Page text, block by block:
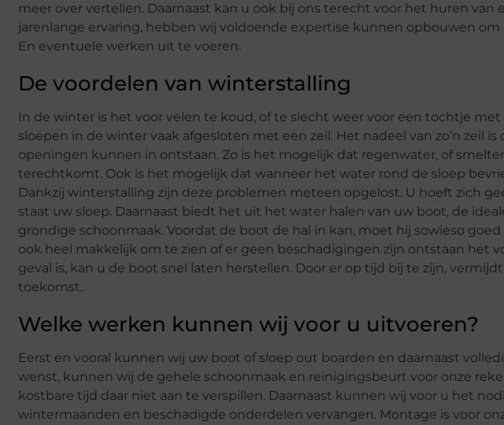
meer over vertellen. Daarnaast kan u ook bij ons terecht voor het huren van
jarenlange ervaring, hebben wij voldoende expertise kunnen opbouwen
En eventuele werken uit te voeren.
De voordelen van winterstalling
In de winter is het voor velen te koud, of te slecht weer voor een tochtje
sloepen in de winter vaak afgesloten met een zeil. Het nadeel van zo’n zeil
openingen kunnen in ontstaan. Zo is het mogelijk dat regenwater, of
terechtkomt. Ook is het mogelijk dat wanneer het water rond de sloep
Dankzij winterstalling zijn deze problemen meteen opgelost. U hoeft zich
staat uw sloep. Daarnaast biedt het uit het water halen van uw boot, de
grondige schoonmaak. Voordat de boot de hal in kan, moet hij sowieso
ook heel makkelijk om te zien of er geen beschadigingen zijn ontstaan het
geval is, kan u de boot snel laten herstellen. Door er op tijd bij te zijn,
toekomst.
Welke werken kunnen wij voor u uitvoeren?
Eerst en vooral kunnen wij uw boot of sloep out boarden en daarnaast
wenst, kunnen wij de gehele schoonmaak en reinigingsbeurt voor onze
kostbare tijd daar niet aan te verspillen. Daarnaast kunnen wij voor u het
wintermaanden en beschadigde onderdelen vervangen. Montage is voor